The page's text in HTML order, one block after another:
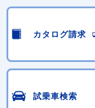
カタログ請求
試乗車検索